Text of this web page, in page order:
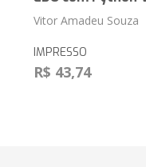
Vitor Amadeu Souza
IMPRESSO
R$ 43,74